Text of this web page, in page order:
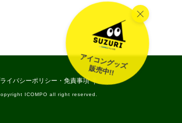
アイコングッズ
販売中!!
ライバシーポリシー・免責事項 ｜
ICOMPO all right reserved.